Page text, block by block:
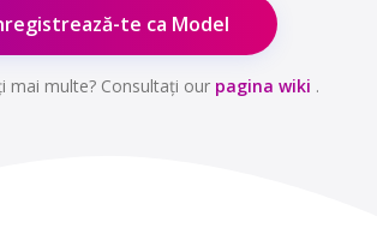
te ca Model
mai multe? Consultați our pagina wiki .